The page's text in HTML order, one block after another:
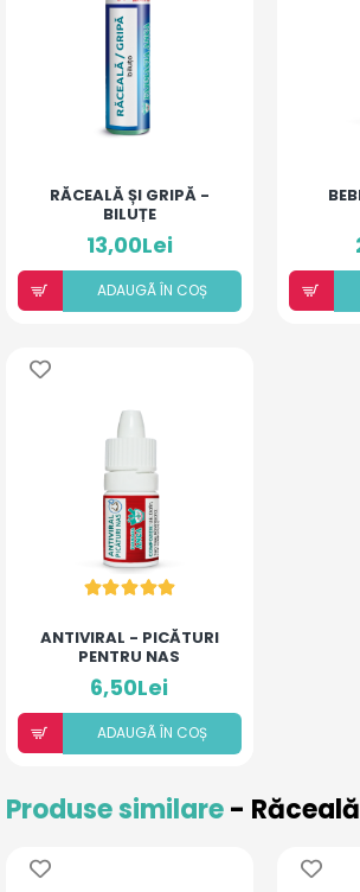
RĂCEALĂ ȘI GRIPĂ -
BILUȚE
13,00Lei
ADAUGÃ ÎN COȘ
ANTIVIRAL - PICĂTURI
PENTRU NAS
6,50Lei
ADAUGÃ ÎN COȘ
Produse similare-